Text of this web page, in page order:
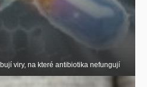
viry, na které antibiotika nefungují